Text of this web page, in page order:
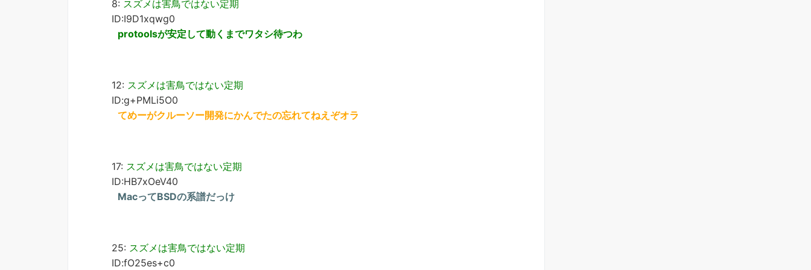
8: スズメは害鳥ではない定期
ID:I9D1xqwg0
protoolsが安定して動くまでワタシ待つわ
12: スズメは害鳥ではない定期
ID:g+PMLi5O0
てめーがクルーソー開発にかんでたの忘れてねえぞオラ
17: スズメは害鳥ではない定期
ID:HB7xOeV40
MacってBSDの系譜だっけ
25: スズメは害鳥ではない定期
ID:fO25es+c0